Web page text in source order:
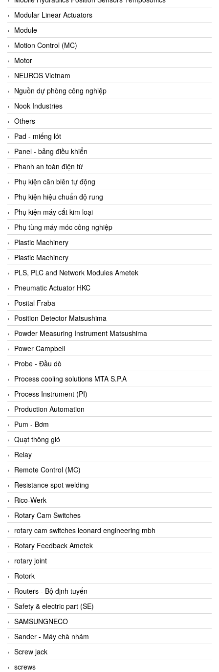
BBC Bircher Smart Access
BCS ITALY
BEA SENSORS
Beacon Extender
Beckhoff
Bedook
Bei Sensor
Beijer
Beinlich-pumps
Beka
BEKO
Belimo
Benetech Vietnam
Bently Nevada
Bentone Vietnam
Bernstein Vietnam
Berthold
Bestech
Bestech
BETA
Bifold
Bihl+wiedemann
Bihl+wiedemann
Bilz
Binder Connector
Biotech
BirdX Vietnam
BK Vibro
Black Box
BlackBox Vietnam
BLAGDON PUMP
Bloom Engineering
Boneng
Bopp & Reuther Messtechnik
Bosch
Boydcorp
BRAUN Vietnam
Brinkmann Pumpen
BRONKHORST
Brook Instrument
Brooks Instrument Vietnam
Buhler
BURLING INSTRUMENTS
Burster
Modular Linear Actuators
Module
Motion Control (MC)
Motor
NEUROS Vietnam
Nguồn dự phòng công nghiệp
Nook Industries
Others
Pad - miếng lót
Panel - bảng điều khiển
Phanh an toàn điện từ
Phụ kiện căn biên tự động
Phụ kiện hiệu chuẩn độ rung
Phụ kiện máy cắt kim loại
Phụ tùng máy móc công nghiệp
Plastic Machinery
Plastic Machinery
PLS, PLC and Network Modules Ametek
Pneumatic Actuator HKC
Posital Fraba
Position Detector Matsushima
Powder Measuring Instrument Matsushima
Power Campbell
Probe - Đầu dò
Process cooling solutions MTA S.P.A
Process Instrument (PI)
Production Automation
Pum - Bơm
Quạt thông gió
Relay
Remote Control (MC)
Resistance spot welding
Rico-Werk
Rotary Cam Switches
rotary cam switches leonard engineering mbh
Rotary Feedback Ametek
rotary joint
Rotork
Routers - Bộ định tuyến
Safety & electric part (SE)
SAMSUNGNECO
Sander - Máy chà nhám
Screw jack
screws